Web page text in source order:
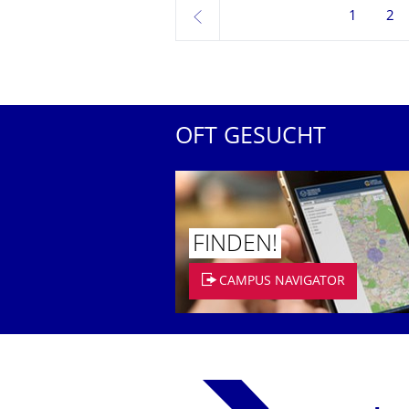
zurück
1 2
OFT GESUCHT
FINDEN!
CAMPUS NAVIGATOR